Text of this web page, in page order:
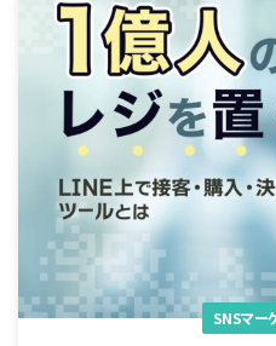
SNSマー